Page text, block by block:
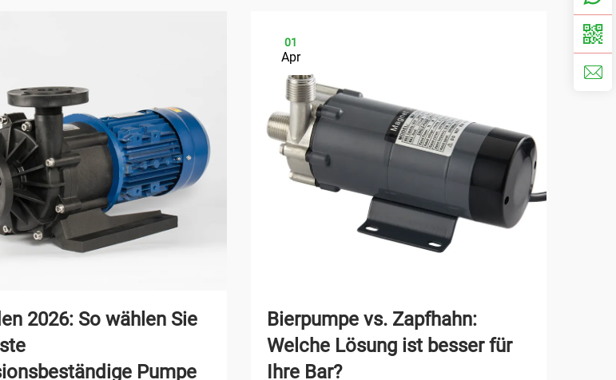
2026: So wählen Sie
Pumpe
01
Apr
Bierpumpe vs. Zapfhahn:
Welche Lösung ist besser für
Ihre Bar?